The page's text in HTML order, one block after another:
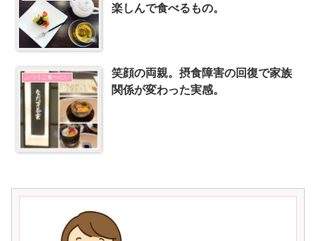
楽しんで食べるもの。
ふつうに食べたい
笑顔の両親。摂食障害の回復で家族
関係が変わった実感。